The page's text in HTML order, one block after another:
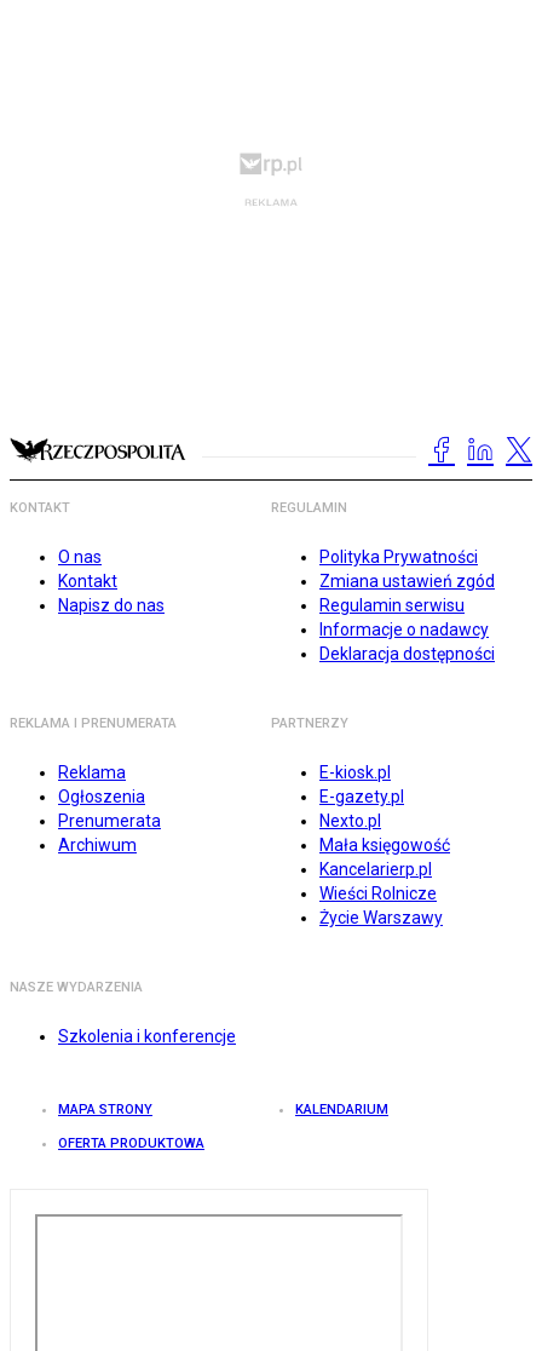
KONTAKT
O nas
Kontakt
Napisz do nas
REGULAMIN
Polityka Prywatności
Zmiana ustawień zgód
Regulamin serwisu
Informacje o nadawcy
Deklaracja dostępności
REKLAMA I PRENUMERATA
Reklama
Ogłoszenia
Prenumerata
Archiwum
PARTNERZY
E-kiosk.pl
E-gazety.pl
Nexto.pl
Mała księgowość
Kancelarierp.pl
Wieści Rolnicze
Życie Warszawy
NASZE WYDARZENIA
Szkolenia i konferencje
MAPA STRONY KALENDARIUM
OFERTA PRODUKTOWA